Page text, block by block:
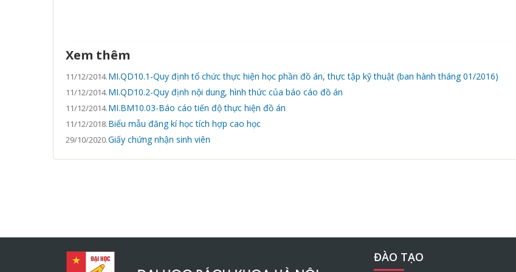
Xem thêm
11/12/2014.MI.QD10.1-Quy định tổ chức thực hiện học phần đồ án, thực tập kỹ thuật (ban hành tháng 01/2016)
11/12/2014.MI.QD10.2-Quy định nội dung, hình thức của báo cáo đồ án
11/12/2014.MI.BM10.03-Báo cáo tiến độ thực hiện đồ án
11/12/2018.Biểu mẫu đăng kí học tích hợp cao học
29/10/2020.Giấy chứng nhận sinh viên
ĐÀO TẠO